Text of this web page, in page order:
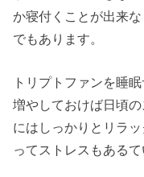
か寝付くことが出来
でもあります。
トリプトファンを睡
増やしておけば日頃
にはしっかりとリラ
ってストレスもある